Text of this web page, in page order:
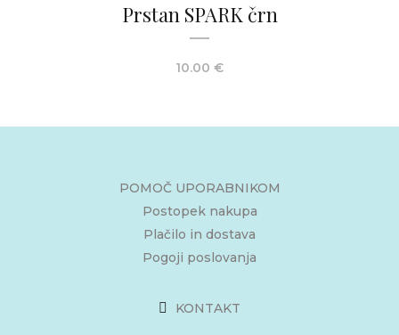
Prstan SPARK črn
10.00 €
POMOČ UPORABNIKOM
Postopek nakupa
Plačilo in dostava
Pogoji poslovanja
KONTAKT